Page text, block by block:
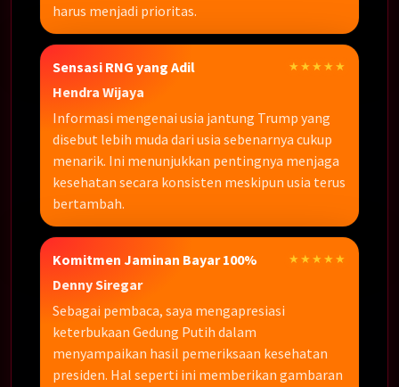
harus menjadi prioritas.
Sensasi RNG yang Adil ★★★★★
Hendra Wijaya
Informasi mengenai usia jantung Trump yang
disebut lebih muda dari usia sebenarnya cukup
menarik. Ini menunjukkan pentingnya menjaga
kesehatan secara konsisten meskipun usia terus
bertambah.
Komitmen Jaminan Bayar 100% ★★★★★
Denny Siregar
Sebagai pembaca, saya mengapresiasi
keterbukaan Gedung Putih dalam
menyampaikan hasil pemeriksaan kesehatan
presiden. Hal seperti ini memberikan gambaran